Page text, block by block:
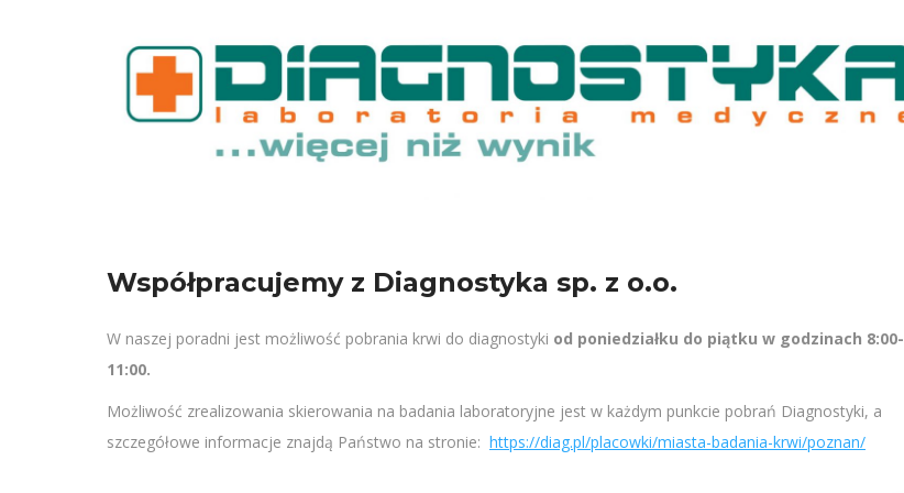
Współpracujemy z Diagnostyka sp. z o.o.
W naszej poradni jest możliwość pobrania krwi do diagnostyki od poniedziałku do piątku w godzinach 8:00-
11:00.
Możliwość zrealizowania skierowania na badania laboratoryjne jest w każdym punkcie pobrań Diagnostyki, a
szczegółowe informacje znajdą Państwo na stronie: https://diag.pl/placowki/miasta-badania-krwi/poznan/